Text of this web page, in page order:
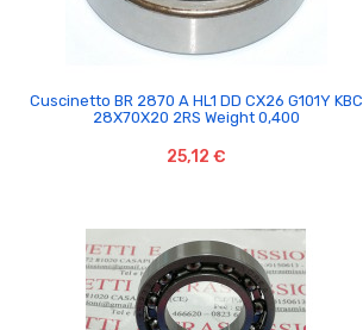

Cuscinetto BR 2870 A HL1 DD CX26 G101Y KBC
28X70X20 2RS Weight 0,400
25,12 €